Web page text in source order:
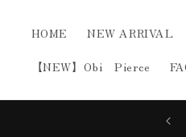
HOME NEW ARRIVAL
【NEW】Obi Pierce